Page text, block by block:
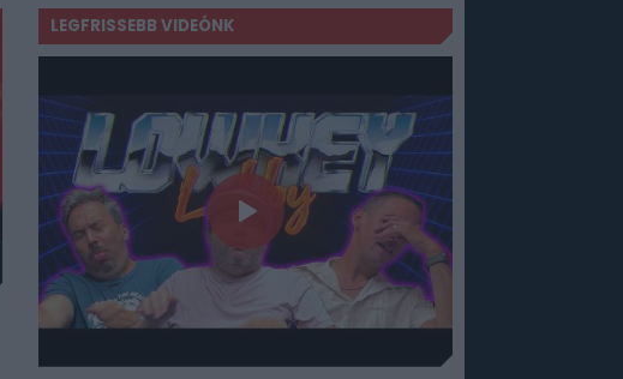
LEGFRISSEBB VIDEÓNK